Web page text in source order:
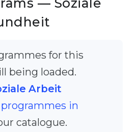
— Soziale
for this
being loaded.
Arbeit
programmes in
catalogue.